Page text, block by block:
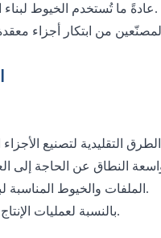
عادةً ما تُستخدم الخيوط لبناء المنتج. تتيح هذه العملية، طبقة تلو الأخرى، حرية أكبر في التصميم.
الملفات والخيوط المناسبة لبدء إنتاج الأجسام الكبيرة بسرعة وكفاءة. وهذا أمر ذو قيمة خاصة.
بالنسبة لعمليات الإنتاج الصغيرة والمتوسطة، حيث يمكن أن تكون وفورات التكلفة كبيرة.